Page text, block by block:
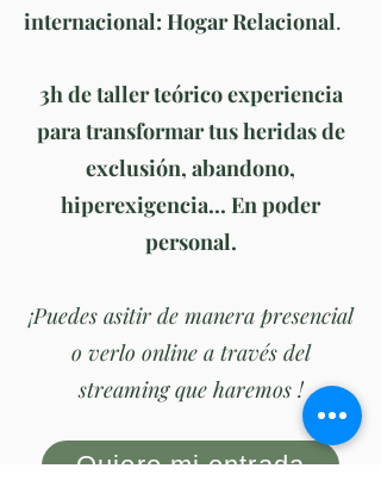
internacional: Hogar Relacional.
3h de taller teórico experiencia
para transformar tus heridas de
exclusión, abandono,
hiperexigencia... En poder
personal.
¡Puedes asitir de manera presencial
o verlo online a través del
streaming que haremos !
Quiero mi entrada